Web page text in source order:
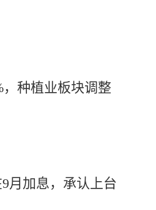
，种植业板块调整
月加息，承认上台